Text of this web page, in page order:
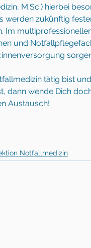
M.Sc.) hierbei
werden zukünftig
Im
und
tätig bist
dann wende Dich
Austausch!
Notfallmedizin